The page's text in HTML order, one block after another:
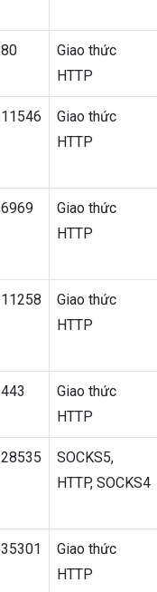
80
Giao thức
HTTP
11546
Giao thức
HTTP
6969
Giao thức
HTTP
11258
Giao thức
HTTP
443
Giao thức
HTTP
28535
SOCKS5,
HTTP, SOCKS4
35301
Giao thức
HTTP